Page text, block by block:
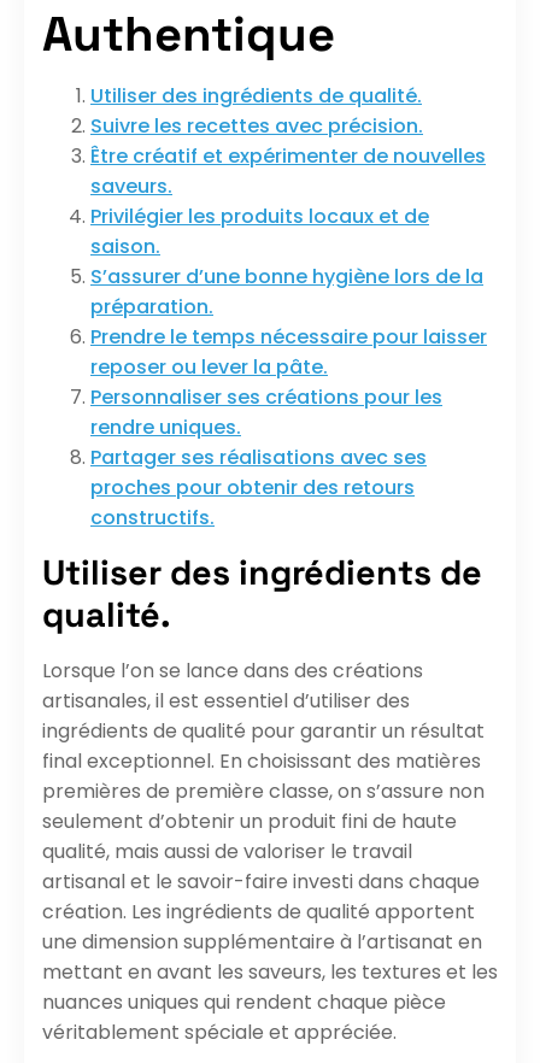
Authentique
Utiliser des ingrédients de qualité.
Suivre les recettes avec précision.
Être créatif et expérimenter de nouvelles
saveurs.
Privilégier les produits locaux et de
saison.
S’assurer d’une bonne hygiène lors de la
préparation.
Prendre le temps nécessaire pour laisser
reposer ou lever la pâte.
Personnaliser ses créations pour les
rendre uniques.
Partager ses réalisations avec ses
proches pour obtenir des retours
constructifs.
Utiliser des ingrédients de
qualité.
Lorsque l’on se lance dans des créations
artisanales, il est essentiel d’utiliser des
ingrédients de qualité pour garantir un résultat
final exceptionnel. En choisissant des matières
premières de première classe, on s’assure non
seulement d’obtenir un produit fini de haute
qualité, mais aussi de valoriser le travail
artisanal et le savoir-faire investi dans chaque
création. Les ingrédients de qualité apportent
une dimension supplémentaire à l’artisanat en
mettant en avant les saveurs, les textures et les
nuances uniques qui rendent chaque pièce
véritablement spéciale et appréciée.